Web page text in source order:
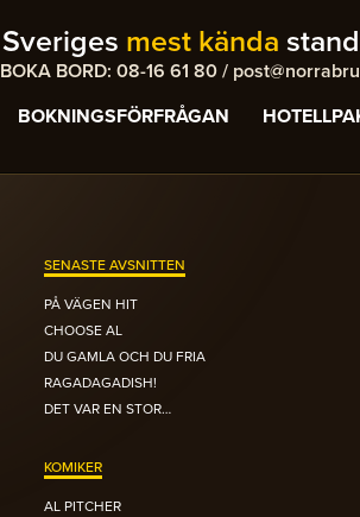
Sveriges mest kända
BOKA BORD: 08-16 61 80 /
BOKNINGSFÖRFRÅGAN
SENASTE AVSNITTEN
PÅ VÄGEN HIT
CHOOSE AL
DU GAMLA OCH DU FRIA
RAGADAGADISH!
DET VAR EN STOR…
KOMIKER
AL PITCHER